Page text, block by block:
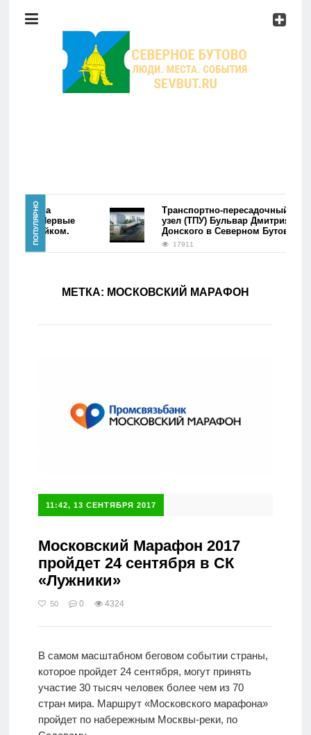
Район
Мероприятия
Главная
Новости
ПОПУЛЯРНО
района
Первые
фэйком.
Транспортно-пересадочный
узел (ТПУ) Бульвар Дмитрия
Донского в Северном Бутово
17911
МЕТКА: МОСКОВСКИЙ МАРАФОН
11:42, 13 СЕНТЯБРЯ 2017
Московский Марафон 2017
пройдет 24 сентября в СК
«Лужники»
50 0 4324
В самом масштабном беговом событии страны,
которое пройдет 24 сентября, могут принять
участие 30 тысяч человек более чем из 70
стран мира. Маршрут «Московского марафона»
пройдет по набережным Москвы-реки, по